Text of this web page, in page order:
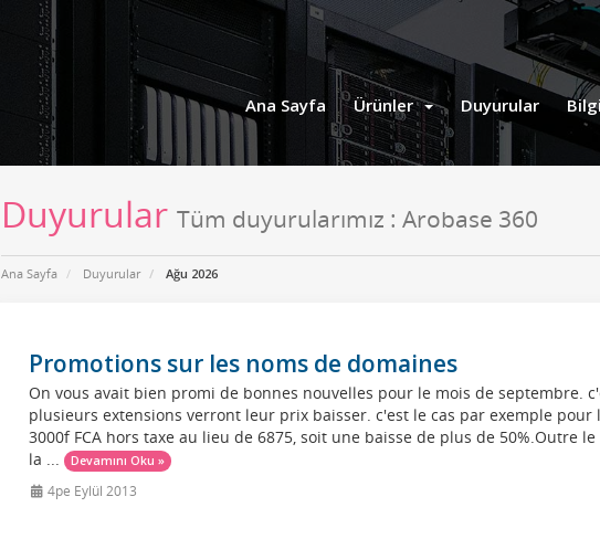
Ana Sayfa Ürünler Duyurular
Duyurular Tüm duyurularımız : Arobase 360
Ana Sayfa Duyurular Ağu 2026
Promotions sur les noms de domaines
On vous avait bien promi de bonnes nouvelles pour le mois de septembre.
plusieurs extensions verront leur prix baisser. c'est le cas par exemple
3000f FCA hors taxe au lieu de 6875, soit une baisse de plus de 50%.Outre
la ...
Devamını Oku »
4pe Eylül 2013